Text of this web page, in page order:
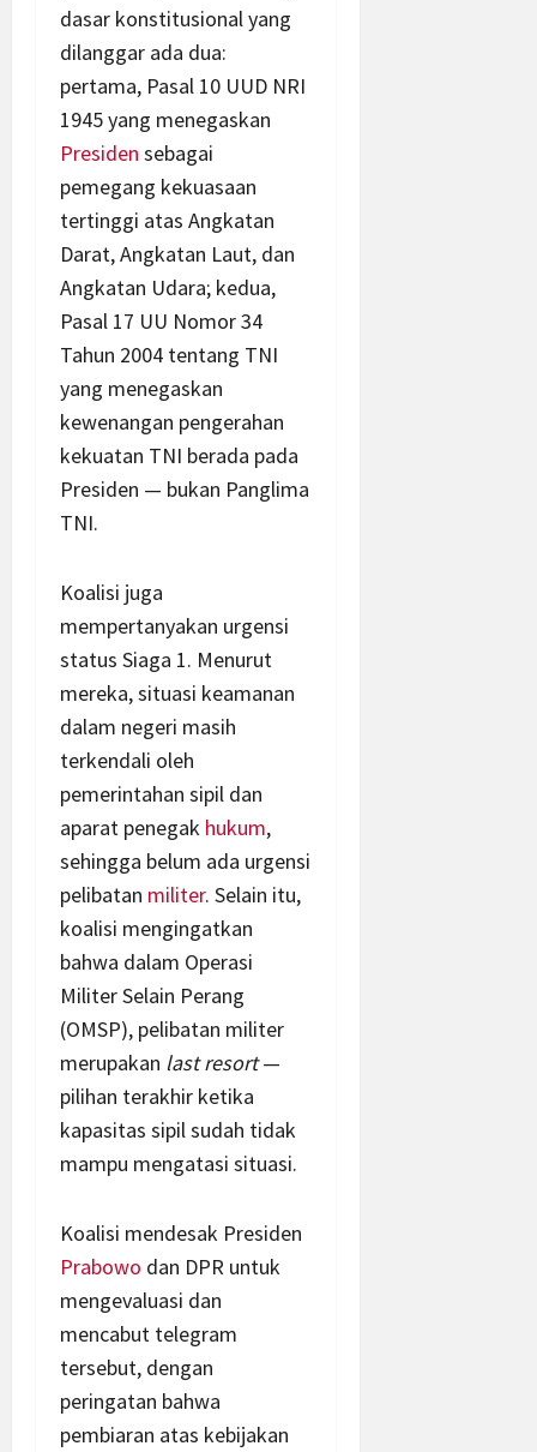
dasar konstitusional yang
dilanggar ada dua:
pertama, Pasal 10 UUD NRI
1945 yang menegaskan
Presiden sebagai
pemegang kekuasaan
tertinggi atas Angkatan
Darat, Angkatan Laut, dan
Angkatan Udara; kedua,
Pasal 17 UU Nomor 34
Tahun 2004 tentang TNI
yang menegaskan
kewenangan pengerahan
kekuatan TNI berada pada
Presiden — bukan Panglima
TNI.
Koalisi juga
mempertanyakan urgensi
status Siaga 1. Menurut
mereka, situasi keamanan
dalam negeri masih
terkendali oleh
pemerintahan sipil dan
aparat penegak hukum,
sehingga belum ada urgensi
pelibatan militer. Selain itu,
koalisi mengingatkan
bahwa dalam Operasi
Militer Selain Perang
(OMSP), pelibatan militer
merupakan last resort—
pilihan terakhir ketika
kapasitas sipil sudah tidak
mampu mengatasi situasi.
Koalisi mendesak Presiden
Prabowo dan DPR untuk
mengevaluasi dan
mencabut telegram
tersebut, dengan
peringatan bahwa
pembiaran atas kebijakan